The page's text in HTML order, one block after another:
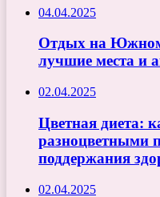
04.04.2025
Отдых на Южном
лучшие места и
02.04.2025
Цветная диета:
разноцветными
поддержания
02.04.2025